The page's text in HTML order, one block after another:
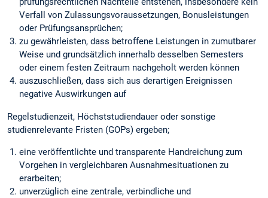
Verfall von Zulassungsvoraussetzungen, Bonusleistungen
oder Prüfungsansprüchen;
zu gewährleisten, dass betroffene Leistungen in zumutbarer
Weise und grundsätzlich innerhalb desselben Semesters
oder einem festen Zeitraum nachgeholt werden können
auszuschließen, dass sich aus derartigen Ereignissen
negative Auswirkungen auf
Regelstudienzeit, Höchststudiendauer oder sonstige
studienrelevante Fristen (GOPs) ergeben;
eine veröffentlichte und transparente Handreichung zum
Vorgehen in vergleichbaren Ausnahmesituationen zu
erarbeiten;
unverzüglich eine zentrale, verbindliche und